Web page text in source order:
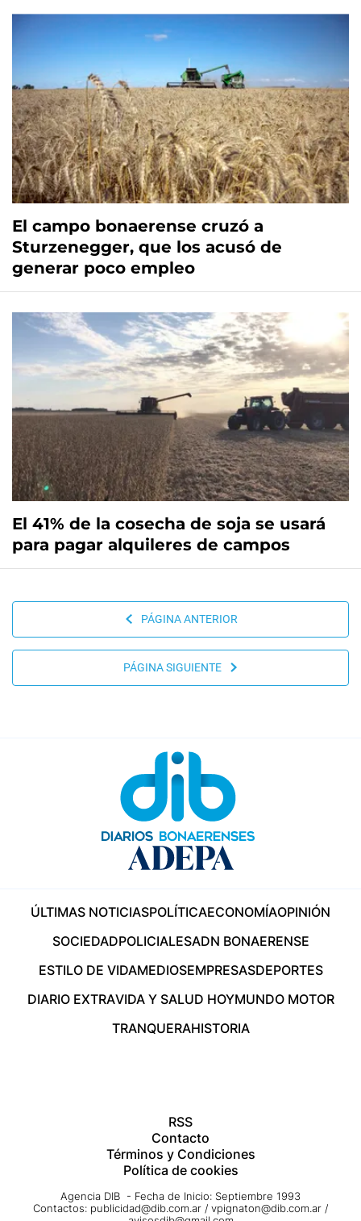
El campo bonaerense cruzó a
Sturzenegger, que los acusó de
generar poco empleo
El 41% de la cosecha de soja se usará
para pagar alquileres de campos
PÁGINA ANTERIOR
PÁGINA SIGUIENTE
ÚLTIMAS NOTICIASPOLÍTICAECONOMÍAOPINIÓN
SOCIEDADPOLICIALESADN BONAERENSE
ESTILO DE VIDAMEDIOSEMPRESASDEPORTES
DIARIO EXTRAVIDA Y SALUD HOYMUNDO MOTOR
TRANQUERAHISTORIA
RSS
Contacto
Términos y Condiciones
Política de cookies
Agencia DIB - Fecha de Inicio: Septiembre 1993
Contactos: publicidad@dib.com.ar / vpignaton@dib.com.ar /